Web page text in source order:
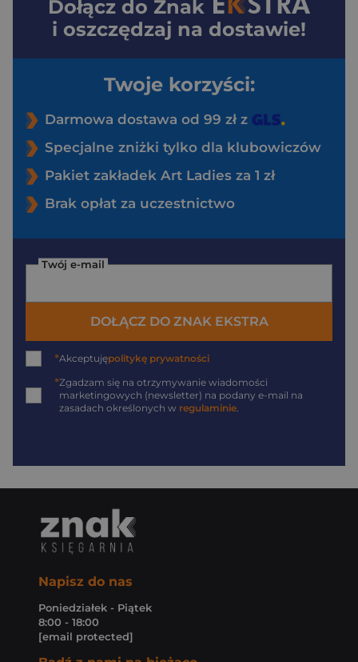
Dołącz do Znak
i oszczędzaj na dostawie!
Twoje korzyści:
Darmowa dostawa od 99 zł z
Specjalne zniżki tylko dla klubowiczów
Pakiet zakładek Art Ladies za 1 zł
Brak opłat za uczestnictwo
Twój e-mail
DOŁĄCZ DO ZNAK EKSTRA
*Akceptujępolitykę prywatności
*Zgadzam się na otrzymywanie wiadomości
marketingowych (newsletter) na podany e-mail na
zasadach określonych w regulaminie
Napisz do nas
Poniedziałek - Piątek
8:00 - 18:00
[email protected]